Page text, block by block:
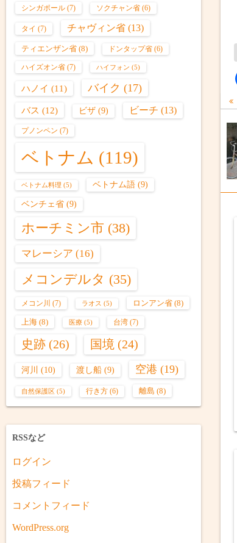
ナム社会
シンガポール (7) ソクチャン省 (6)
タイ (7) チャヴィン省 (13)
ティエンザン省 (8) ドンタップ省 (6)
ハイズオン省 (7) ハイフォン (5)
ハノイ (11) バイク (17)
バス (12) ビザ (9) ビーチ (13)
プノンペン (7)
ベトナム (119)
ベトナム料理 (5) ベトナム語 (9)
ベンチェ省 (9)
ホーチミン市 (38)
マレーシア (16)
メコンデルタ (35)
メコン川 (7) ラオス (5) ロンアン省 (8)
上海 (8) 医療 (5) 台湾 (7)
史跡 (26) 国境 (24)
河川 (10) 渡し船 (9) 空港 (19)
自然保護区 (5) 行き方 (6) 離島 (8)
RSSなど
ログイン
投稿フィード
コメントフィード
WordPress.org